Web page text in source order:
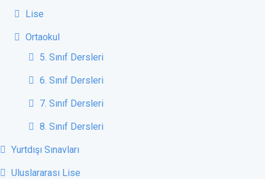
Lise
Ortaokul
5. Sınıf Dersleri
6. Sınıf Dersleri
7. Sınıf Dersleri
8. Sınıf Dersleri
Yurtdışı Sınavları
Uluslararası Lise